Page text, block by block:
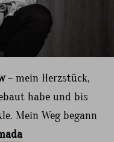
– mein Herzstück,
habe und bis
Mein Weg begann